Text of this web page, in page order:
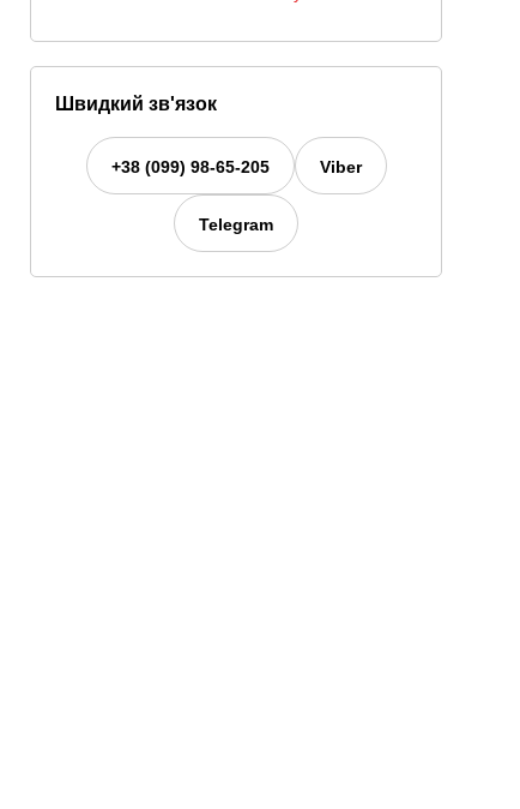
Швидкий зв'язок
+38 (099) 98-65-205 Viber
Telegram